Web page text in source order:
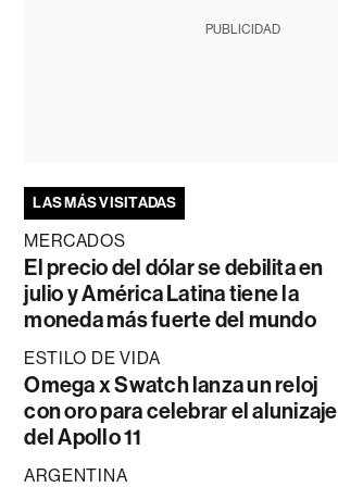
PUBLICIDAD
LAS MÁS VISITADAS
MERCADOS
El precio del dólar se debilita en
julio y América Latina tiene la
moneda más fuerte del mundo
ESTILO DE VIDA
Omega x Swatch lanza un reloj
con oro para celebrar el alunizaje
del Apollo 11
ARGENTINA